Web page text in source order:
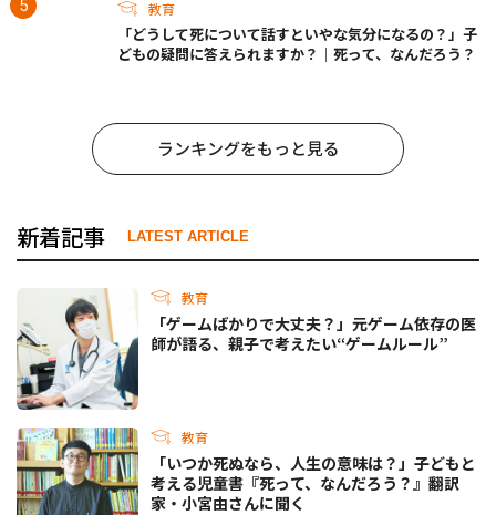
教育
「どうして死について話すといやな気分になるの？」子
どもの疑問に答えられますか？｜死って、なんだろう？
ランキングをもっと見る
新着記事 LATEST ARTICLE
教育
「ゲームばかりで大丈夫？」元ゲーム依存の医
師が語る、親子で考えたい“ゲームルール”
教育
「いつか死ぬなら、人生の意味は？」子どもと
考える児童書『死って、なんだろう？』翻訳
家・小宮由さんに聞く